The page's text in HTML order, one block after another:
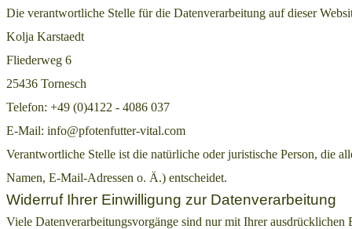
Die verantwortliche Stelle für die Datenverarbeitung auf dieser
Kolja Karstaedt
Fliederweg 6
25436 Tornesch
Telefon: +49 (0)4122 - 4086 037
E-Mail: info@pfotenfutter-vital.com
Verantwortliche Stelle ist die natürliche oder juristische Person, die
Namen, E-Mail-Adressen o. Ä.) entscheidet.
Widerruf Ihrer Einwilligung zur Datenverarbeitung
Viele Datenverarbeitungsvorgänge sind nur mit Ihrer